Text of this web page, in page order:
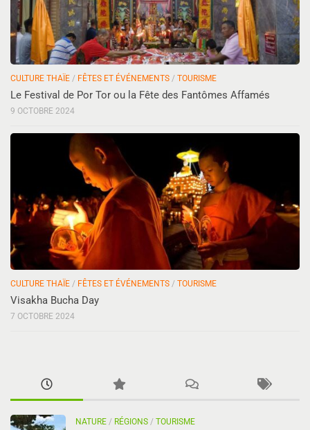
CULTURE THAÏE / FÊTES ET ÉVÉNEMENTS / TOURISME
Le Festival de Por Tor ou la Fête des Fantômes Affamés
9 OCTOBRE 2024
CULTURE THAÏE / FÊTES ET ÉVÉNEMENTS / TOURISME
Visakha Bucha Day
7 OCTOBRE 2024
NATURE / RÉGIONS / TOURISME